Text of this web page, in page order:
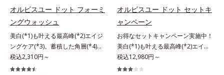
シリーズは美容成分(*7)として
「G.D.F.アクティベーター(*8)」を
配合。そして、従来から配合してい
る美白(*1)有効成分「トラネキサム
酸」を配合しました。さらに、シリ
ーズ共通の美容成分「GLルートブ
ースター(*9)」を配合することで、
ズは美容成分(*8)として「G.D.F.ア
クティベーター(*9)」を配合。そし
て、従来から配合している美白(*1)
有効成分「トラネキサム酸」を配合
しました。さらに、シリーズ共通の
美容成分「GLルートブースター
(*10)」を配合することで、肌のふ
オルビスユー ドット フォーミ
ングウォッシュ
美白(*1)も叶える最高峰(*2)エイジ
ングケア(*3)。蓄積した角層(*4)を
絡めとりくすみ(*5)を晴らす高密着
マイルドピーリング(*6)洗顔料。ハ
税込2,310円～
オルビスユー ドット セットキ
ャンペーン
お得なセットキャンペーン実施中！
美白(*1)も叶える最高峰(*2)エイジ
ングケア(*3)。ハリも透明感(*4)も
結果主義。年齢サイン(*5)の因子に
税込12,980円～